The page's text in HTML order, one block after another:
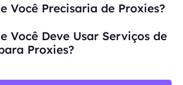
Você Precisaria de Proxies?
Você Deve Usar Serviços de
Proxies?